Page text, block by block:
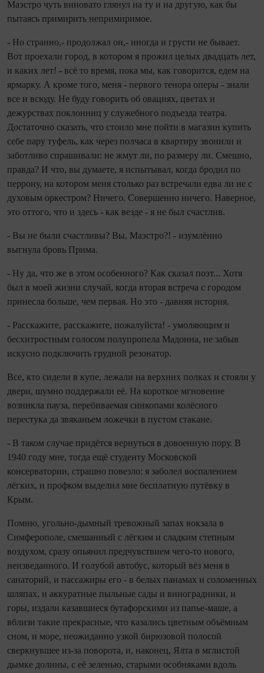
Маэстро чуть виновато глянул на ту и на другую, как бы
пытаясь примирить непримиримое.
- Но странно,- продолжал он,- иногда и грусти не бывает.
Вот проехали город, в котором я прожил целых двадцать лет,
и каких лет! - всё то время, пока мы, как говорится, едем на
ярмарку. А кроме того, меня - первого тенора оперы - знали
все и всюду. Не буду говорить об овациях, цветах и
дежурствах поклонниц у служебного подъезда театра.
Достаточно сказать, что стоило мне пойти в магазин купить
себе пару туфель, как через полчаса в квартиру звонили и
заботливо спрашивали: не жмут ли, по размеру ли. Смешно,
правда? И что, вы думаете, я испытывал, когда бродил по
перрону, на котором меня столько раз встречали едва ли не с
духовым оркестром? Ничего. Совершенно ничего. Наверное,
это оттого, что и здесь - как везде - я не был счастлив.
- Вы не были счастливы? Вы, Маэстро?! - изумлённо
выгнула бровь Прима.
- Ну да, что же в этом особенного? Как сказал поэт... Хотя
был в моей жизни случай, когда вторая встреча с городом
принесла больше, чем первая. Но это - давняя история.
- Расскажите, расскажите, пожалуйста! - умоляющим и
бесхитростным голосом полупропела Мадонна, не забыв
искусно подключить грудной резонатор.
Все, кто сидели в купе, лежали на верхних полках и стояли у
двери, шумно поддержали её. На короткое мгновение
возникла пауза, перебиваемая синкопами колёсного
перестука да звяканьем ложечки в пустом стакане.
- В таком случае придётся вернуться в довоенную пору. В
1940 году мне, тогда ещё студенту Московской
консерватории, страшно повезло: я заболел воспалением
лёгких, и профком выделил мне бесплатную путёвку в
Крым.
Помню, угольно-дымный тревожный запах вокзала в
Симферополе, смешанный с лёгким и сладким степным
воздухом, сразу опьянил предчувствием чего-то нового,
неизведанного. И голубой автобус, который вёз меня в
санаторий, и пассажиры его - в белых панамах и соломенных
шляпах, и аккуратные пыльные сады и виноградники, и
горы, издали казавшиеся бутафорскими из папье-маше, а
вблизи такие прекрасные, что казались цветным объёмным
сном, и море, неожиданно узкой бирюзовой полосой
сверкнувшее из-за поворота, и, наконец, Ялта в мглистой
дымке долины, с её зеленью, старыми особняками вдоль